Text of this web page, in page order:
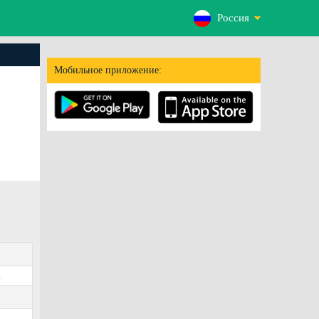
Россия
Мобильное приложение: